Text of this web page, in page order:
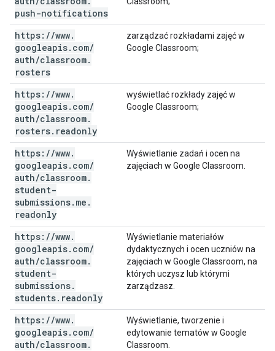
push-notifications
https: //www.
googleapis. com/
auth/classroom.
rosters
zarządzać rozkładami zajęć w
Google Classroom;
https: //www.
googleapis. com/
auth/classroom.
rosters. readonly
wyświetlać rozkłady zajęć w
Google Classroom;
https: //www.
googleapis. com/
auth/classroom.
student-
submissions. me .
readonly
Wyświetlanie zadań i ocen na
zajęciach w Google Classroom.
https: //www.
googleapis. com/
auth/classroom.
student-
submissions.
students. readonly
Wyświetlanie materiałów
dydaktycznych i ocen uczniów na
zajęciach w Google Classroom, na
których uczysz lub którymi
zarządzasz.
https: //www.
googleapis. com/
auth/classroom.
Wyświetlanie, tworzenie i
edytowanie tematów w Google
Classroom.